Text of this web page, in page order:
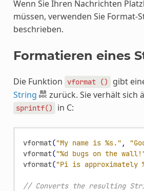
Wenn Sie Ihren Nachrichten
müssen, verwenden Sie Format-
beschrieben.
Formatieren eines
Die Funktion vformat ()
gibt
String
zurück. Sie verhält sich
sprintf() in C:
vformat("My name is %s." ,
vformat("%d bugs on the
vformat("Pi is approximately
// Converts the resulting